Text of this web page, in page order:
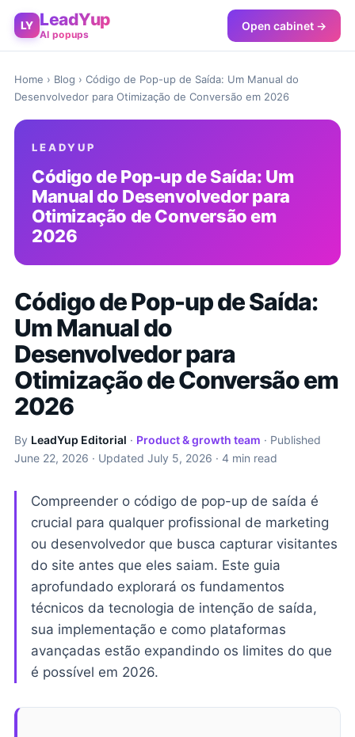
LY LeadYup
AI popups
Open cabinet →
Home › Blog › Código de Pop-up de Saída: Um Manual do
Desenvolvedor para Otimização de Conversão em 2026
LEADYUP
Código de Pop-up de Saída: Um
Manual do Desenvolvedor para
Otimização de Conversão em
2026
Código de Pop-up de Saída:
Um Manual do
Desenvolvedor para
Otimização de Conversão em
2026
By LeadYup Editorial · Product & growth team · Published
June 22, 2026 · Updated July 5, 2026 · 4 min read
Compreender o código de pop-up de saída é
crucial para qualquer profissional de marketing
ou desenvolvedor que busca capturar visitantes
do site antes que eles saiam. Este guia
aprofundado explorará os fundamentos
técnicos da tecnologia de intenção de saída,
sua implementação e como plataformas
avançadas estão expandindo os limites do que
é possível em 2026.